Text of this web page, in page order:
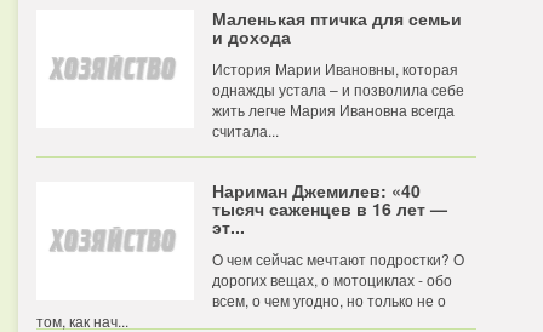
Маленькая птичка для семьи
и дохода
История Марии Ивановны, которая
однажды устала – и позволила себе
жить легче Мария Ивановна всегда
считала...
Нариман Джемилев: «40
тысяч саженцев в 16 лет —
эт...
О чем сейчас мечтают подростки? О
дорогих вещах, о мотоциклах - обо
всем, о чем угодно, но только не о
том, как нач...